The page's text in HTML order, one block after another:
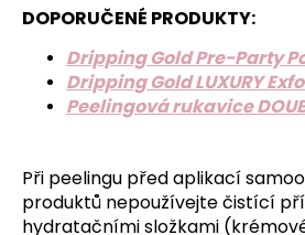
DOPORUČENÉ PRODUKTY:
Dripping Gold Pre-Party
Dripping Gold LUXURY
Peelingová rukavice
Při peelingu před aplikací
produktů nepoužívejte čistící
hydratačními složkami